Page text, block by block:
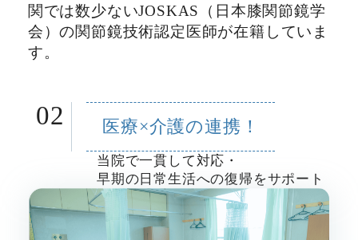
関では数少ないJOSKAS（日本膝関節鏡学
会）の関節鏡技術認定医師が在籍していま
す。
02 医療×介護の連携！
当院で一貫して対応・
早期の日常生活への復帰をサポート